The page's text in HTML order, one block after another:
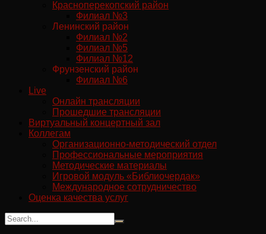
Красноперекопский район
Филиал №3
Ленинский район
Филиал №2
Филиал №5
Филиал №12
Фрунзенский район
Филиал №6
Live
Онлайн трансляции
Прошедшие трансляции
Виртуальный концертный зал
Коллегам
Организационно-методический отдел
Профессиональные мероприятия
Методические материалы
Игровой модуль «Библиочердак»
Международное сотрудничество
Оценка качества услуг